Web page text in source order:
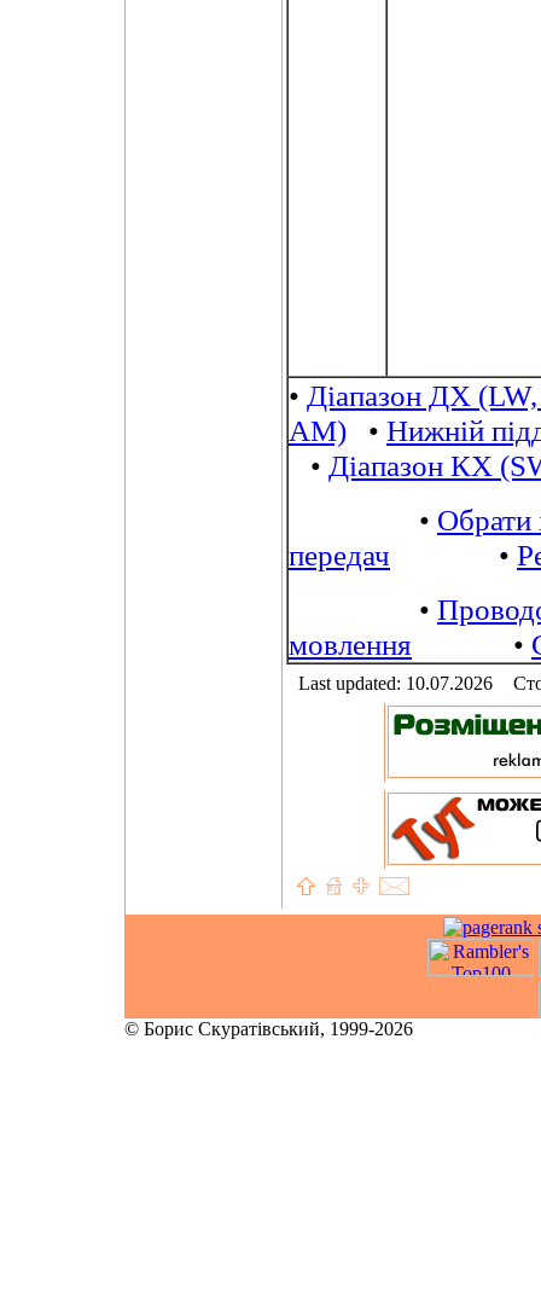
• Діапазон ДХ
AM) • Нижній
• Діапазон КХ
• Обрати
передач •
•
мовлення •
Last updated: 10.07.2026
© Борис Скуратівський, 1999-2026